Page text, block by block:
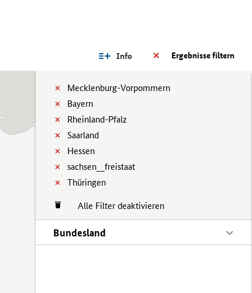
Ergebnisse filtern
Info
Mecklenburg-Vorpommern
Bayern
Rheinland-Pfalz
Saarland
Hessen
sachsen__freistaat
Thüringen
Alle Filter deaktivieren
Bundesland